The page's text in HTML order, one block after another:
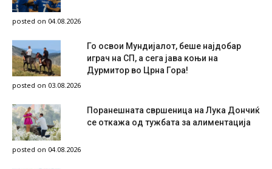
posted on 04.08.2026
Го освои Мундијалот, беше најдобар
играч на СП, а сега јава коњи на
Дурмитор во Црна Гора!
posted on 03.08.2026
Поранешната свршеница на Лука Дончиќ
се откажа од тужбата за алиментација
posted on 04.08.2026